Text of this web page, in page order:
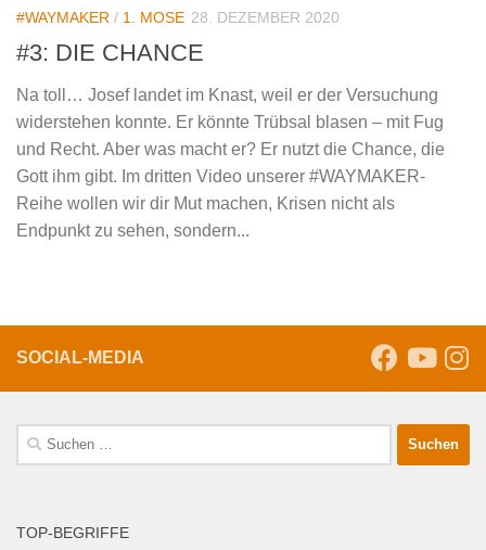
#WAYMAKER / 1. MOSE 28. DEZEMBER 2020
#3: DIE CHANCE
Na toll… Josef landet im Knast, weil er der Versuchung
widerstehen konnte. Er könnte Trübsal blasen – mit Fug
und Recht. Aber was macht er? Er nutzt die Chance, die
Gott ihm gibt. Im dritten Video unserer #WAYMAKER-
Reihe wollen wir dir Mut machen, Krisen nicht als
Endpunkt zu sehen, sondern...
SOCIAL-MEDIA
Suche
nach:
TOP-BEGRIFFE